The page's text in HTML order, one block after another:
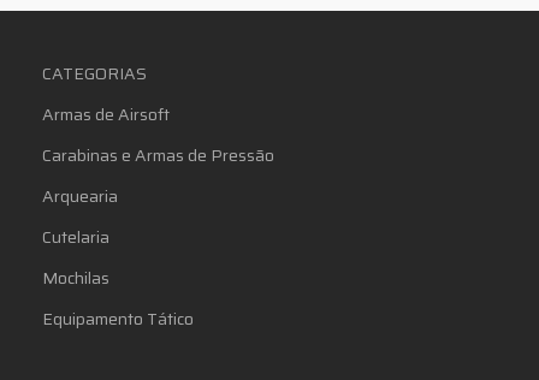
CATEGORIAS
Armas de Airsoft
Carabinas e Armas de Pressão
Arquearia
Cutelaria
Mochilas
Equipamento Tático